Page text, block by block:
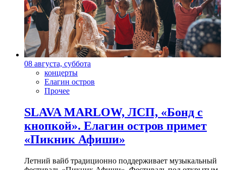
08 августа, суббота
концерты
Елагин остров
Прочее
SLAVA MARLOW, ЛСП, «Бонд с
кнопкой». Елагин остров примет
«Пикник Афиши»
Летний вайб традиционно поддерживает музыкальный